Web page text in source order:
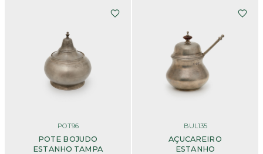
POT96
POTE BOJUDO
ESTANHO TAMPA
BUL135
AÇUCAREIRO
ESTANHO